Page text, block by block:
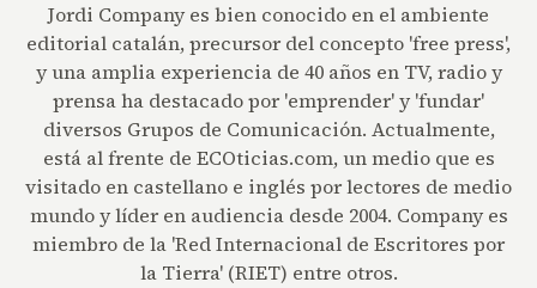
Jordi Company es bien conocido en el ambiente
editorial catalán, precursor del concepto 'free press',
y una amplia experiencia de 40 años en TV, radio y
prensa ha destacado por 'emprender' y 'fundar'
diversos Grupos de Comunicación. Actualmente,
está al frente de ECOticias.com, un medio que es
visitado en castellano e inglés por lectores de medio
mundo y líder en audiencia desde 2004. Company es
miembro de la 'Red Internacional de Escritores por
la Tierra' (RIET) entre otros.